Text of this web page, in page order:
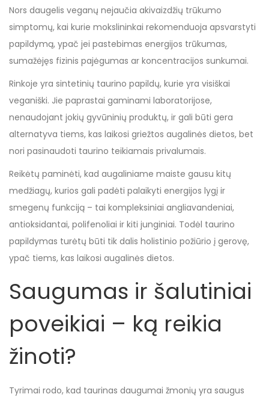
Nors daugelis veganų nejaučia akivaizdžių trūkumo
simptomų, kai kurie mokslininkai rekomenduoja apsvarstyti
papildymą, ypač jei pastebimas energijos trūkumas,
sumažėjęs fizinis pajėgumas ar koncentracijos sunkumai.
Rinkoje yra sintetinių taurino papildų, kurie yra visiškai
veganiški. Jie paprastai gaminami laboratorijose,
nenaudojant jokių gyvūninių produktų, ir gali būti gera
alternatyva tiems, kas laikosi griežtos augalinės dietos, bet
nori pasinaudoti taurino teikiamais privalumais.
Reikėtų paminėti, kad augaliniame maiste gausu kitų
medžiagų, kurios gali padėti palaikyti energijos lygį ir
smegenų funkciją – tai kompleksiniai angliavandeniai,
antioksidantai, polifenoliai ir kiti junginiai. Todėl taurino
papildymas turėtų būti tik dalis holistinio požiūrio į gerovę,
ypač tiems, kas laikosi augalinės dietos.
Saugumas ir šalutiniai
poveikiai – ką reikia
žinoti?
Tyrimai rodo, kad taurinas daugumai žmonių yra saugus